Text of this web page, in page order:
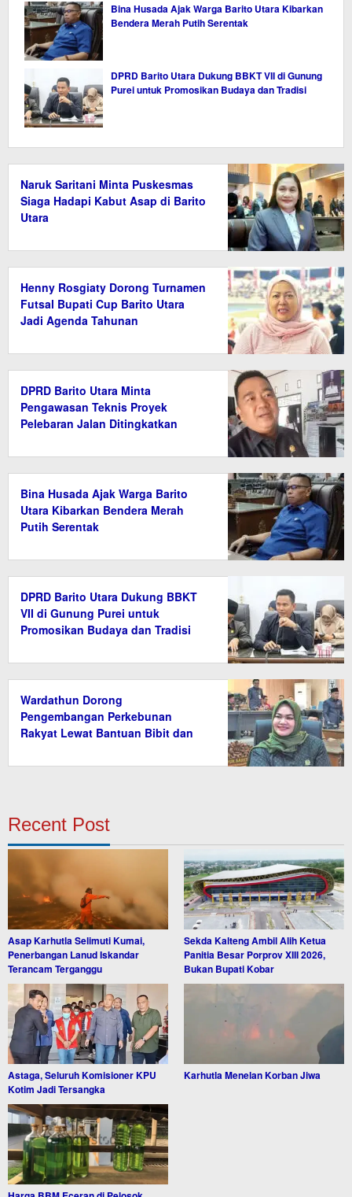
Bina Husada Ajak Warga Barito Utara Kibarkan
Bendera Merah Putih Serentak
DPRD Barito Utara Dukung BBKT VII di Gunung
Purei untuk Promosikan Budaya dan Tradisi
Naruk Saritani Minta Puskesmas
Siaga Hadapi Kabut Asap di Barito
Utara
Henny Rosgiaty Dorong Turnamen
Futsal Bupati Cup Barito Utara
Jadi Agenda Tahunan
DPRD Barito Utara Minta
Pengawasan Teknis Proyek
Pelebaran Jalan Ditingkatkan
Bina Husada Ajak Warga Barito
Utara Kibarkan Bendera Merah
Putih Serentak
DPRD Barito Utara Dukung BBKT
VII di Gunung Purei untuk
Promosikan Budaya dan Tradisi
Wardathun Dorong
Pengembangan Perkebunan
Rakyat Lewat Bantuan Bibit dan
Recent Post
Asap Karhutla Selimuti Kumai,
Penerbangan Lanud Iskandar
Terancam Terganggu
Sekda Kalteng Ambil Alih Ketua
Panitia Besar Porprov XIII 2026,
Bukan Bupati Kobar
Astaga, Seluruh Komisioner KPU
Kotim Jadi Tersangka
Karhutla Menelan Korban Jiwa